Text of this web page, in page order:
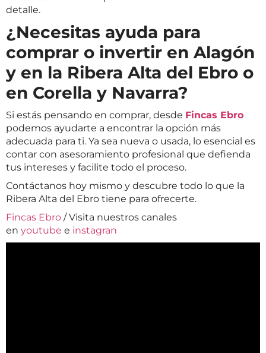
detalle.
¿Necesitas ayuda para
comprar o invertir en Alagón
y en la Ribera Alta del Ebro o
en Corella y Navarra?
Si estás pensando en comprar, desde Fincas Ebro
podemos ayudarte a encontrar la opción más
adecuada para ti. Ya sea nueva o usada, lo esencial es
contar con asesoramiento profesional que defienda
tus intereses y facilite todo el proceso.
Contáctanos hoy mismo y descubre todo lo que la
Ribera Alta del Ebro tiene para ofrecerte.
Fincas Ebro / Visita nuestros canales
en youtube e instagran